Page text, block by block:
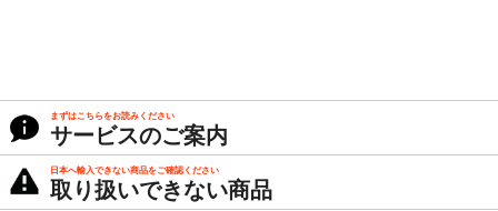
まずはこちらをお読みください
サービスのご案内
日本へ輸入できない商品をご確認ください
取り扱いできない商品